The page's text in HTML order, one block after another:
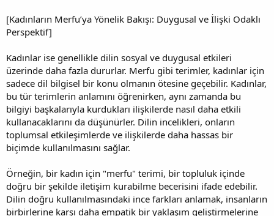
[Kadınların Merfu’ya Yönelik Bakışı: Duygusal ve İlişki Odaklı
Perspektif]
Kadınlar ise genellikle dilin sosyal ve duygusal etkileri
üzerinde daha fazla dururlar. Merfu gibi terimler, kadınlar için
sadece dil bilgisel bir konu olmanın ötesine geçebilir. Kadınlar,
bu tür terimlerin anlamını öğrenirken, aynı zamanda bu
bilgiyi başkalarıyla kurdukları ilişkilerde nasıl daha etkili
kullanacaklarını da düşünürler. Dilin incelikleri, onların
toplumsal etkileşimlerde ve ilişkilerde daha hassas bir
biçimde kullanılmasını sağlar.
Örneğin, bir kadın için "merfu" terimi, bir topluluk içinde
doğru bir şekilde iletişim kurabilme becerisini ifade edebilir.
Dilin doğru kullanılmasındaki ince farkları anlamak, insanların
birbirlerine karşı daha empatik bir yaklaşım geliştirmelerine